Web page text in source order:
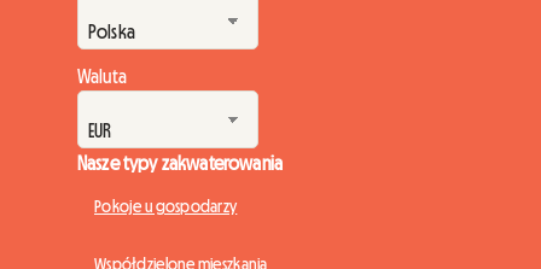
Waluta
Nasze typy zakwaterowania
Pokoje u gospodarzy
Współdzielone mieszkania